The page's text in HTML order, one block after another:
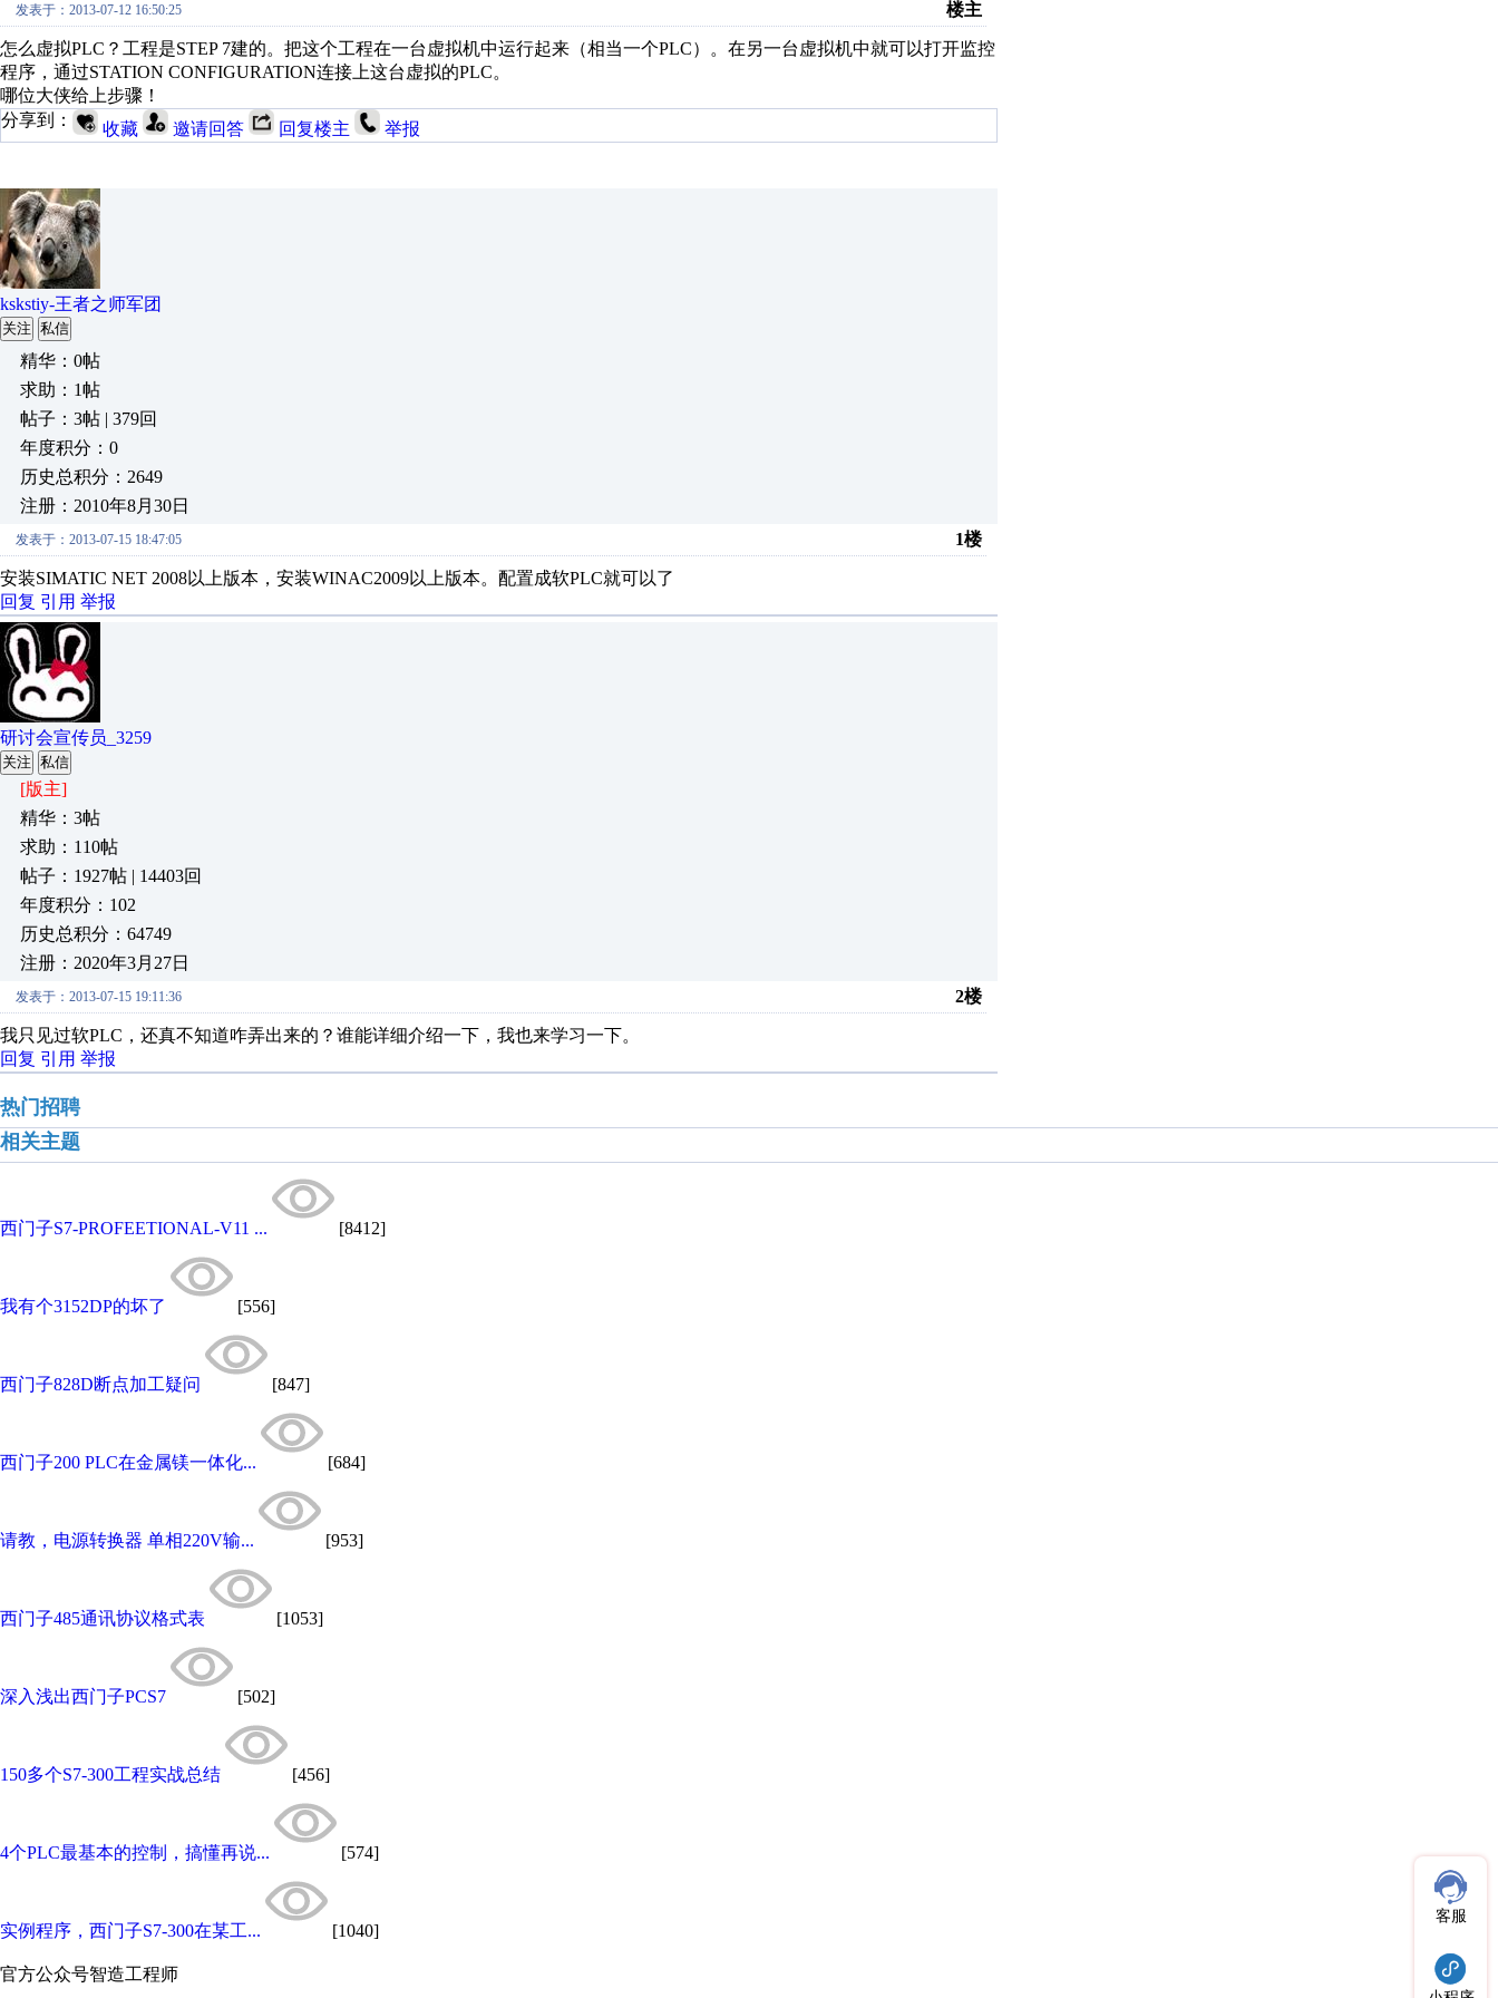
发表于：2013-07-12 16:50:25 楼主
怎么虚拟PLC？工程是STEP 7建的。把这个工程在一台虚拟机中运行起来（相当一个PLC）。在另一台虚拟机中就可以打开监控
程序，通过STATION CONFIGURATION连接上这台虚拟的PLC。
哪位大侠给上步骤！
分享到：
收藏 邀请回答 回复楼主 举报
kskstiy-王者之师军团
关注 私信
精华：0帖
求助：1帖
帖子：3帖 | 379回
年度积分：0
历史总积分：2649
注册：2010年8月30日
发表于：2013-07-15 18:47:05 1楼
安装SIMATIC NET 2008以上版本，安装WINAC2009以上版本。配置成软PLC就可以了
回复 引用 举报
研讨会宣传员_3259
关注 私信
[版主]
精华：3帖
求助：110帖
帖子：1927帖 | 14403回
年度积分：102
历史总积分：64749
注册：2020年3月27日
发表于：2013-07-15 19:11:36 2楼
我只见过软PLC，还真不知道咋弄出来的？谁能详细介绍一下，我也来学习一下。
回复 引用 举报
热门招聘
相关主题
西门子S7-PROFEETIONAL-V11 ... [8412]
我有个3152DP的坏了 [556]
西门子828D断点加工疑问 [847]
西门子200 PLC在金属镁一体化... [684]
请教，电源转换器 单相220V输... [953]
西门子485通讯协议格式表 [1053]
深入浅出西门子PCS7 [502]
150多个S7-300工程实战总结 [456]
4个PLC最基本的控制，搞懂再说... [574]
实例程序，西门子S7-300在某工... [1040]
官方公众号智造工程师
客服